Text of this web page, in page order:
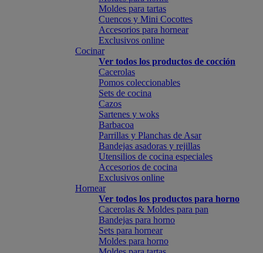
Moldes para tartas
Cuencos y Mini Cocottes
Accesorios para hornear
Exclusivos online
Cocinar
Ver todos los productos de cocción
Cacerolas
Pomos coleccionables
Sets de cocina
Cazos
Sartenes y woks
Barbacoa
Parrillas y Planchas de Asar
Bandejas asadoras y rejillas
Utensilios de cocina especiales
Accesorios de cocina
Exclusivos online
Hornear
Ver todos los productos para horno
Cacerolas & Moldes para pan
Bandejas para horno
Sets para hornear
Moldes para horno